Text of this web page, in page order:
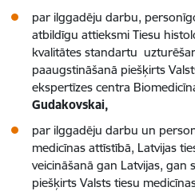
par ilggadēju darbu,
atbildīgu attieksmi Tiesu
kvalitātes standartu
paaugstināšanā piešķirts
ekspertīzes centra
Gudakovskai,
par ilggadēju darbu un
medicīnas attīstībā, Latvijas
veicināšanā gan Latvijas, gan
piešķirts Valsts tiesu